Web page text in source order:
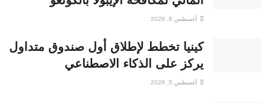
أغسطس 6, 2026
كينيا تخطط لإطلاق أول صندوق متداول
يركز على الذكاء الاصطناعي
أغسطس 5, 2026